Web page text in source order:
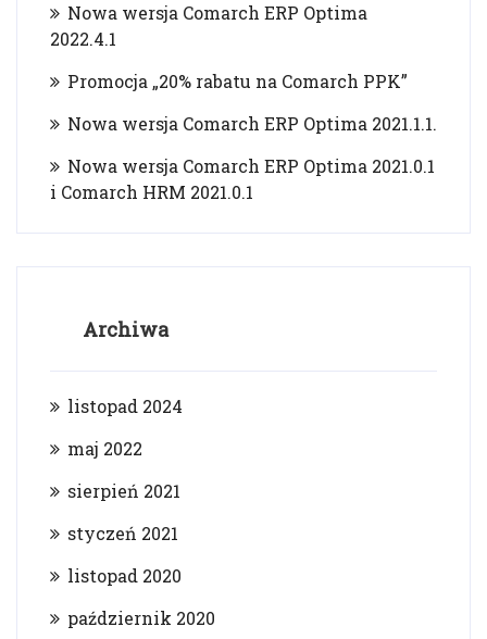
Nowa wersja Comarch ERP Optima
2022.4.1
Promocja „20% rabatu na Comarch PPK”
Nowa wersja Comarch ERP Optima 2021.1.1.
Nowa wersja Comarch ERP Optima 2021.0.1
i Comarch HRM 2021.0.1
Archiwa
listopad 2024
maj 2022
sierpień 2021
styczeń 2021
listopad 2020
październik 2020